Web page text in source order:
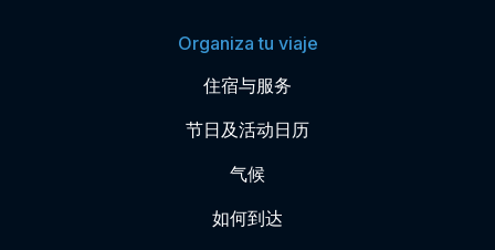
Organiza tu viaje
住宿与服务
节日及活动日历
气候
如何到达